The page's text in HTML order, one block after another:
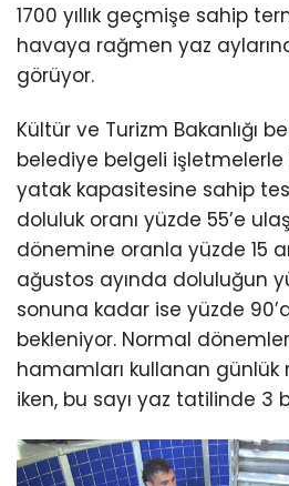
1700 yıllık geçmişe sahip
havaya rağmen yaz
görüyor.
Kültür ve Turizm Bakanlığı
belediye belgeli
yatak kapasitesine sahip
doluluk oranı yüzde 55’e
dönemine oranla yüzde 15
ağustos ayında doluluğun
sonuna kadar ise yüzde
bekleniyor. Normal
hamamları kullanan günlük
iken, bu sayı yaz tatilinde 3